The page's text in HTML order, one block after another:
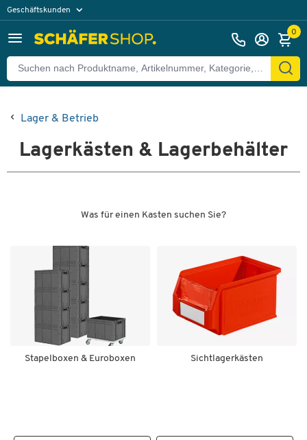
Geschäftskunden
0
Lager & Betrieb
Lagerkästen & Lagerbehälter
Was für einen Kasten suchen Sie?
Stapelboxen & Euroboxen Sichtlagerkästen